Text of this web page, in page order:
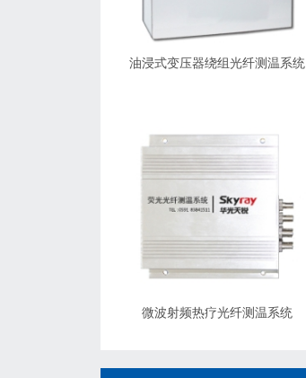
油浸式变压器绕组光纤测温系统
微波射频热疗光纤测温系统